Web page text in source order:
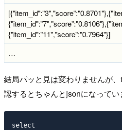
{"item_id":"11","score":"0.7964"}]
…
結局パッと見は変わりませんが
認するとちゃんとjsonになってい
select